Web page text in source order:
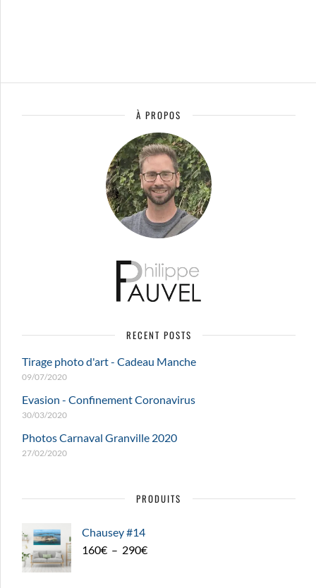
À PROPOS
RECENT POSTS
Tirage photo d'art - Cadeau Manche
09/07/2020
Evasion - Confinement Coronavirus
30/03/2020
Photos Carnaval Granville 2020
27/02/2020
PRODUITS
Chausey #14
160€ – 290€Plage